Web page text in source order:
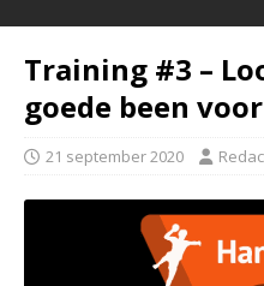
Training #3 –
goede been voor
21 september 2020